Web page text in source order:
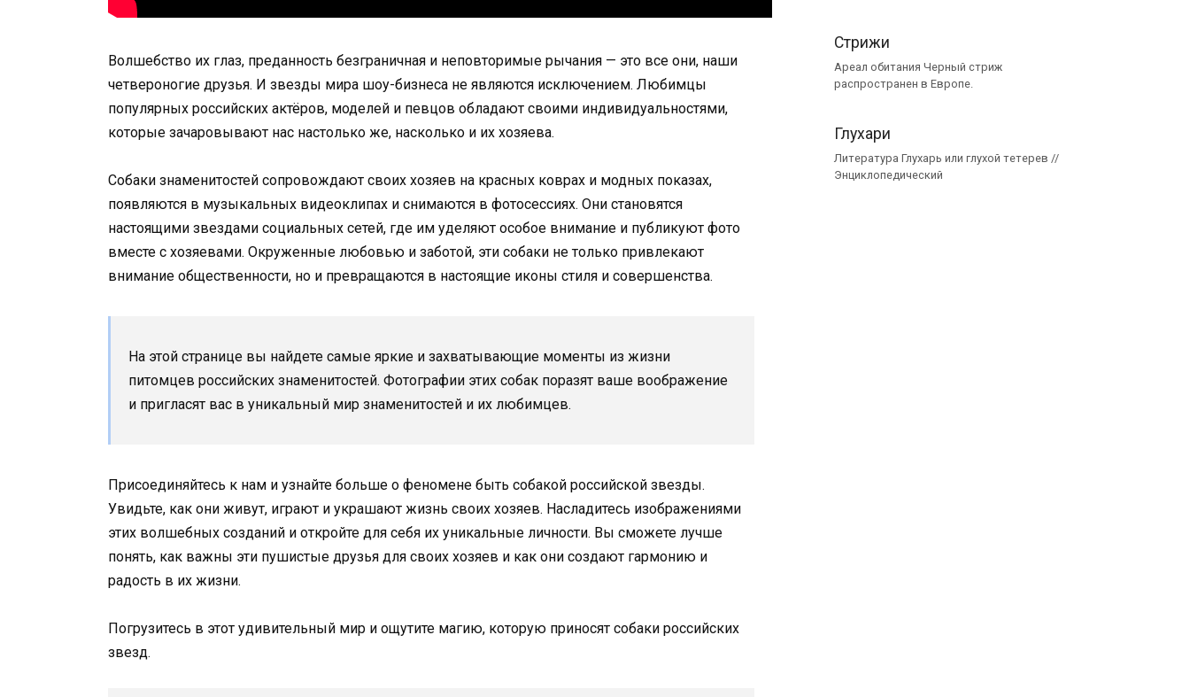
Волшебство их глаз, преданность безграничная и неповторимые рычания — это все они, наши
четвероногие друзья. И звезды мира шоу-бизнеса не являются исключением. Любимцы
популярных российских актёров, моделей и певцов обладают своими индивидуальностями,
которые зачаровывают нас настолько же, насколько и их хозяева.
Собаки знаменитостей сопровождают своих хозяев на красных коврах и модных показах,
появляются в музыкальных видеоклипах и снимаются в фотосессиях. Они становятся
настоящими звездами социальных сетей, где им уделяют особое внимание и публикуют фото
вместе с хозяевами. Окруженные любовью и заботой, эти собаки не только привлекают
внимание общественности, но и превращаются в настоящие иконы стиля и совершенства.
На этой странице вы найдете самые яркие и захватывающие моменты из жизни
питомцев российских знаменитостей. Фотографии этих собак поразят ваше воображение
и пригласят вас в уникальный мир знаменитостей и их любимцев.
Присоединяйтесь к нам и узнайте больше о феномене быть собакой российской звезды.
Увидьте, как они живут, играют и украшают жизнь своих хозяев. Насладитесь изображениями
этих волшебных созданий и откройте для себя их уникальные личности. Вы сможете лучше
понять, как важны эти пушистые друзья для своих хозяев и как они создают гармонию и
радость в их жизни.
Погрузитесь в этот удивительный мир и ощутите магию, которую приносят собаки российских
звезд.
Стрижи
Ареал обитания Черный стриж
распространен в Европе.
Глухари
Литература Глухарь или глухой тетерев //
Энциклопедический